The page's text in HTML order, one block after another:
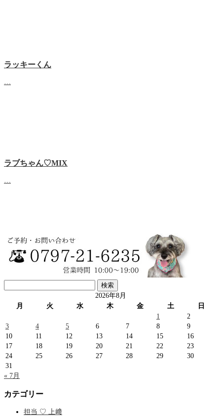
ラッキーくん
ラブちゃん♡MIX
索:
2026年8月
月
火 水 木 金 土
日
1
2
3
4 5 6 7 8
9
10
11 12 13 14 15
16
17
18 19 20 21 22
23
24
25 26 27 28 29
30
31
« 7月
カテゴリー
担当 ♡ 上﨑